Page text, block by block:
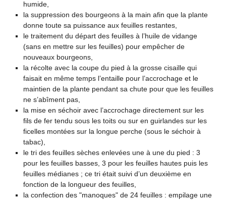
humide,
la suppression des bourgeons à la main afin que la plante
donne toute sa puissance aux feuilles restantes,
le traitement du départ des feuilles à l’huile de vidange
(sans en mettre sur les feuilles) pour empêcher de
nouveaux bourgeons,
la récolte avec la coupe du pied à la grosse cisaille qui
faisait en même temps l’entaille pour l’accrochage et le
maintien de la plante pendant sa chute pour que les feuilles
ne s’abîment pas,
la mise en séchoir avec l’accrochage directement sur les
fils de fer tendu sous les toits ou sur en guirlandes sur les
ficelles montées sur la longue perche (sous le séchoir à
tabac),
le tri des feuilles sèches enlevées une à une du pied : 3
pour les feuilles basses, 3 pour les feuilles hautes puis les
feuilles médianes ; ce tri était suivi d’un deuxième en
fonction de la longueur des feuilles,
la confection des "manoques" de 24 feuilles : empilage une